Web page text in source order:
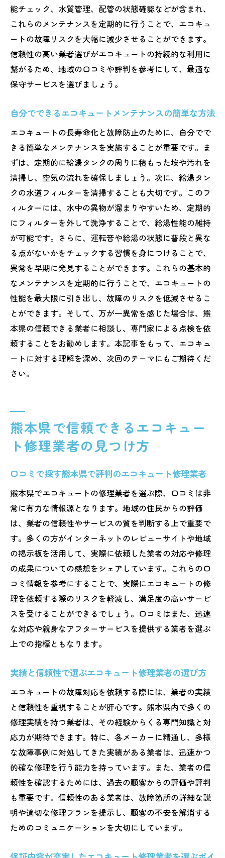
能チェック、水質管理、配管の状態確認などが含まれ、
これらのメンテナンスを定期的に行うことで、エコキュ
ートの故障リスクを大幅に減少させることができます。
信頼性の高い業者選びがエコキュートの持続的な利用に
繋がるため、地域の口コミや評判を参考にして、最適な
保守サービスを選びましょう。
自分でできるエコキュートメンテナンスの簡単な方法
エコキュートの長寿命化と故障防止のために、自分でで
きる簡単なメンテナンスを実施することが重要です。ま
ずは、定期的に給湯タンクの周りに積もった埃や汚れを
清掃し、空気の流れを確保しましょう。次に、給湯タン
クの水道フィルターを清掃することも大切です。このフ
ィルターには、水中の異物が溜まりやすいため、定期的
にフィルターを外して洗浄することで、給湯性能の維持
が可能です。さらに、運転音や給湯の状態に普段と異な
る点がないかをチェックする習慣を身につけることで、
異常を早期に発見することができます。これらの基本的
なメンテナンスを定期的に行うことで、エコキュートの
性能を最大限に引き出し、故障のリスクを低減させるこ
とができます。そして、万が一異常を感じた場合は、熊
本県の信頼できる業者に相談し、専門家による点検を依
頼することをお勧めします。本記事をもって、エコキュ
ートに対する理解を深め、次回のテーマにもご期待くだ
さい。
熊本県で信頼できるエコキュー
ト修理業者の見つけ方
口コミで探す熊本県で評判のエコキュート修理業者
熊本県でエコキュートの修理業者を選ぶ際、口コミは非
常に有力な情報源となります。地域の住民からの評価
は、業者の信頼性やサービスの質を判断する上で重要で
す。多くの方がインターネットのレビューサイトや地域
の掲示板を活用して、実際に依頼した業者の対応や修理
の成果についての感想をシェアしています。これらの口
コミ情報を参考にすることで、実際にエコキュートの修
理を依頼する際のリスクを軽減し、満足度の高いサービ
スを受けることができるでしょう。口コミはまた、迅速
な対応や親身なアフターサービスを提供する業者を選ぶ
上での指標ともなります。
実績と信頼性で選ぶエコキュート修理業者の選び方
エコキュートの故障対応を依頼する際には、業者の実績
と信頼性を重視することが肝心です。熊本県内で多くの
修理実績を持つ業者は、その経験からくる専門知識と対
応力が期待できます。特に、各メーカーに精通し、多様
な故障事例に対処してきた実績がある業者は、迅速かつ
的確な修理を行う能力を持っています。また、業者の信
頼性を確認するためには、過去の顧客からの評価や評判
も重要です。信頼性のある業者は、故障箇所の詳細な説
明や適切な修理プランを提示し、顧客の不安を解消する
ためのコミュニケーションを大切にしています。